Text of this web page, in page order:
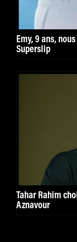
Emy, 9 ans,
Superslip
Tahar Rahim
Aznavour